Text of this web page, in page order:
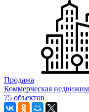
Продажа
Коммерческая
75 объектов